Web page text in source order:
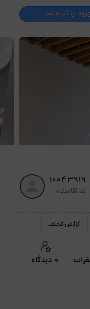
ورود یا ثبت نام
10043919
کد اقامتگاه
گزارش تخلف
0 دیدگاه